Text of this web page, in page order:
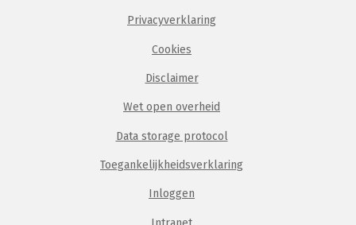
Privacyverklaring
Cookies
Disclaimer
Wet open overheid
Data storage protocol
Toegankelijkheidsverklaring
Inloggen